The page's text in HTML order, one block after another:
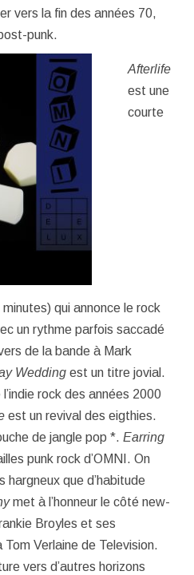
vers la fin des années 70,
punk.
Afterlife
est une
courte
qui annonce le rock
un rythme parfois saccadé
de la bande à Mark
Wedding est un titre jovial.
rock des années 2000
est un revival des eigthies.
de jangle pop *. Earring
punk rock d’OMNI. On
hargneux que d’habitude
met à l’honneur le côté new-
Broyles et ses
Verlaine de Television.
vers d’autres horizons